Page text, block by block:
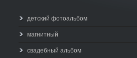
детский фотоальбом
магнитный
свадебный альбом